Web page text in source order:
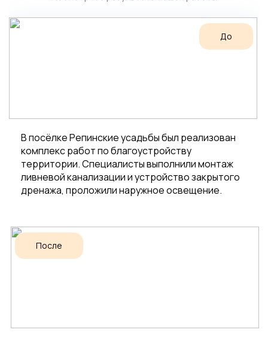
До
В посёлке Репинские усадьбы был реализован
комплекс работ по благоустройству
территории. Специалисты выполнили монтаж
ливневой канализации и устройство закрытого
дренажа, проложили наружное освещение.
После